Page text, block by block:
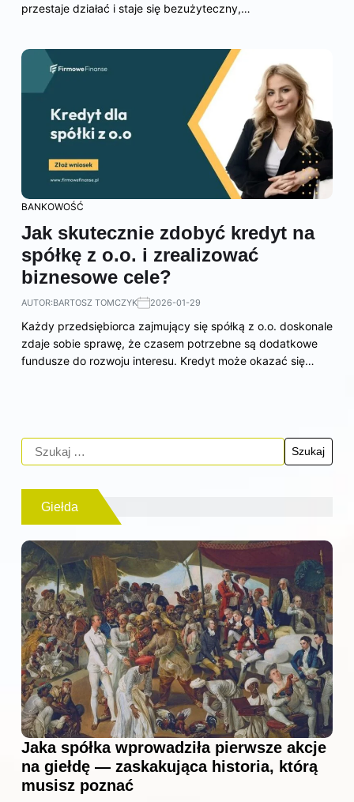
przestaje działać i staje się bezużyteczny,…
BANKOWOŚĆ
Jak skutecznie zdobyć kredyt na
spółkę z o.o. i zrealizować
biznesowe cele?
AUTOR:BARTOSZ TOMCZYK 2026-01-29
Każdy przedsiębiorca zajmujący się spółką z o.o. doskonale
zdaje sobie sprawę, że czasem potrzebne są dodatkowe
fundusze do rozwoju interesu. Kredyt może okazać się…
Giełda
Jaka spółka wprowadziła pierwsze akcje
na giełdę — zaskakująca historia, którą
musisz poznać